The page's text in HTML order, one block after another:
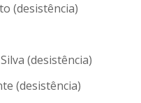
(desistência)
(desistência)
(desistência)